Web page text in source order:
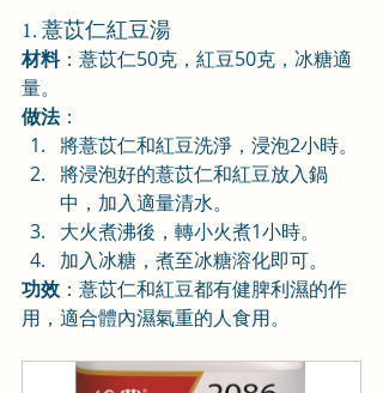
1. 薏苡仁紅豆湯
材料：薏苡仁50克，紅豆50克，冰糖適
量。
做法：
將薏苡仁和紅豆洗淨，浸泡2小時。
將浸泡好的薏苡仁和紅豆放入鍋
中，加入適量清水。
大火煮沸後，轉小火煮1小時。
加入冰糖，煮至冰糖溶化即可。
功效 ：薏苡仁和紅豆都有健脾利濕的作
用，適合體內濕氣重的人食用。